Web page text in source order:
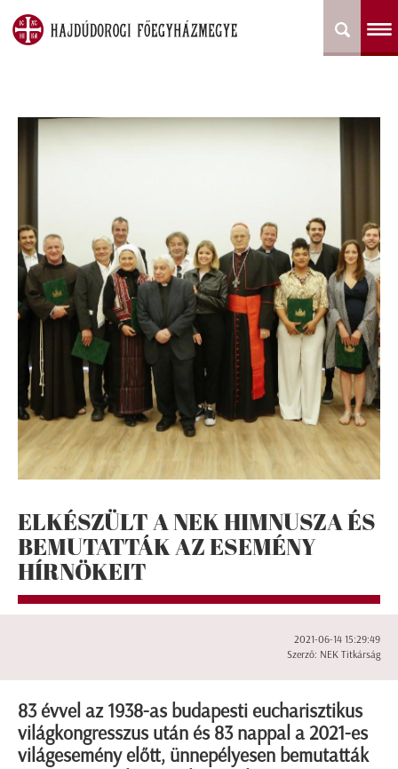
ELKÉSZÜLT A NEK HIMNUSZA ÉS
BEMUTATTÁK AZ ESEMÉNY
HÍRNÖKEIT
2021-06-14 15:29:49
Szerző: NEK Titkárság
83 évvel az 1938-as budapesti eucharisztikus
világkongresszus után és 83 nappal a 2021-es
világesemény előtt, ünnepélyesen bemutatták